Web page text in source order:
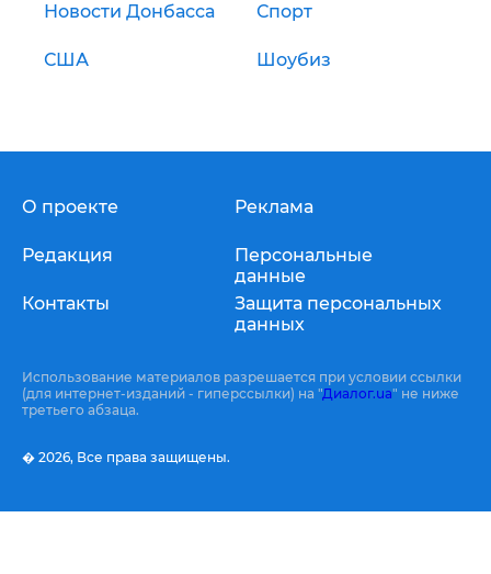
Новости Донбасса Спорт
США Шоубиз
О проекте
Редакция
Контакты
Реклама
Персональные
данные
Защита персональных
данных
Использование материалов разрешается при условии ссылки
(для интернет-изданий - гиперссылки) на "Диалог.ua" не ниже
третьего абзаца.
� 2026, Все права защищены.